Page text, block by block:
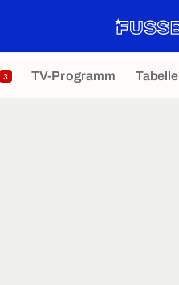
3 TV-Programm Tabelle